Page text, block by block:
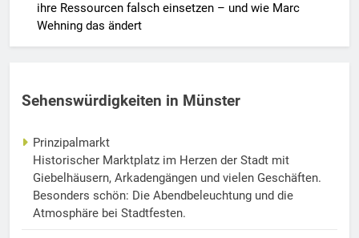
ihre Ressourcen falsch einsetzen – und wie Marc
Wehning das ändert
Sehenswürdigkeiten in Münster
Prinzipalmarkt
Historischer Marktplatz im Herzen der Stadt mit
Giebelhäusern, Arkadengängen und vielen Geschäften.
Besonders schön: Die Abendbeleuchtung und die
Atmosphäre bei Stadtfesten.